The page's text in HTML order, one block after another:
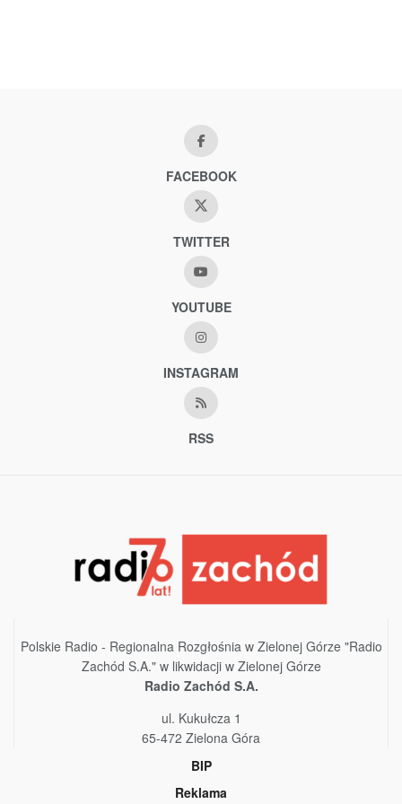
FACEBOOK
TWITTER
YOUTUBE
INSTAGRAM
RSS
Polskie Radio - Regionalna Rozgłośnia w Zielonej Górze "Radio
Zachód S.A." w likwidacji w Zielonej Górze
Radio Zachód S.A.
ul. Kukułcza 1
65-472 Zielona Góra
BIP
Reklama